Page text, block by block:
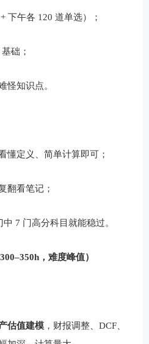
下午各 120 道单选）；
础；
怪知识点。
懂定义、简单计算即可；
翻看笔记；
7 门高分科目就能稳过。
，难度峰值）
估值建模 ，财报调整、DCF、